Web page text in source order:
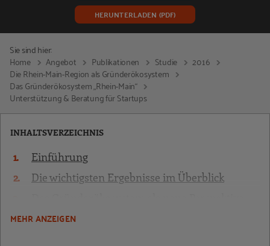
HERUNTERLADEN (PDF)
Sie sind hier:
Home
Angebot Publikationen Studie
2016
Die Rhein-Main-Region als Gründerökosystem
Das Gründerökosystem „Rhein-Main“
Unterstützung & Beratung für Startups
INHALTSVERZEICHNIS
Einführung
Die wichtigsten Ergebnisse im Überblick
zur Stärkung des Gründungsgeschehens
MEHR ANZEIGEN